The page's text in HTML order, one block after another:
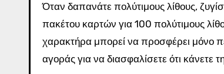
Όταν δαπανάτε πολύτιμους λίθους,
πακέτου καρτών για 100 πολύτιμους
χαρακτήρα μπορεί να προσφέρει μόνο
αγοράς για να διασφαλίσετε ότι